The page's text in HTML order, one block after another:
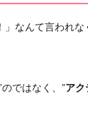
」なんて言われ
ではなく、”アク